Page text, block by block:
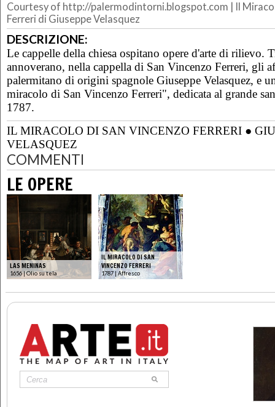
Courtesy of http://palermodintorni.blogspot.com | Il
Ferreri di Giuseppe Velasquez
DESCRIZIONE:
Le cappelle della chiesa ospitano opere d'arte di rilievo.
annoverano, nella cappella di San Vincenzo Ferreri, gli
palermitano di origini spagnole Giuseppe Velasquez, e
miracolo di San Vincenzo Ferreri", dedicata al grande
1787.
IL MIRACOLO DI SAN VINCENZO FERRERI ●
VELASQUEZ
COMMENTI
LE OPERE
LAS MENINAS
1656 | Olio su tela
IL MIRACOLO DI SAN
VINCENZO FERRERI
1787 | Affresco